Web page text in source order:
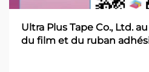
Ultra Plus Tape Co., Ltd.
du film et du ruban